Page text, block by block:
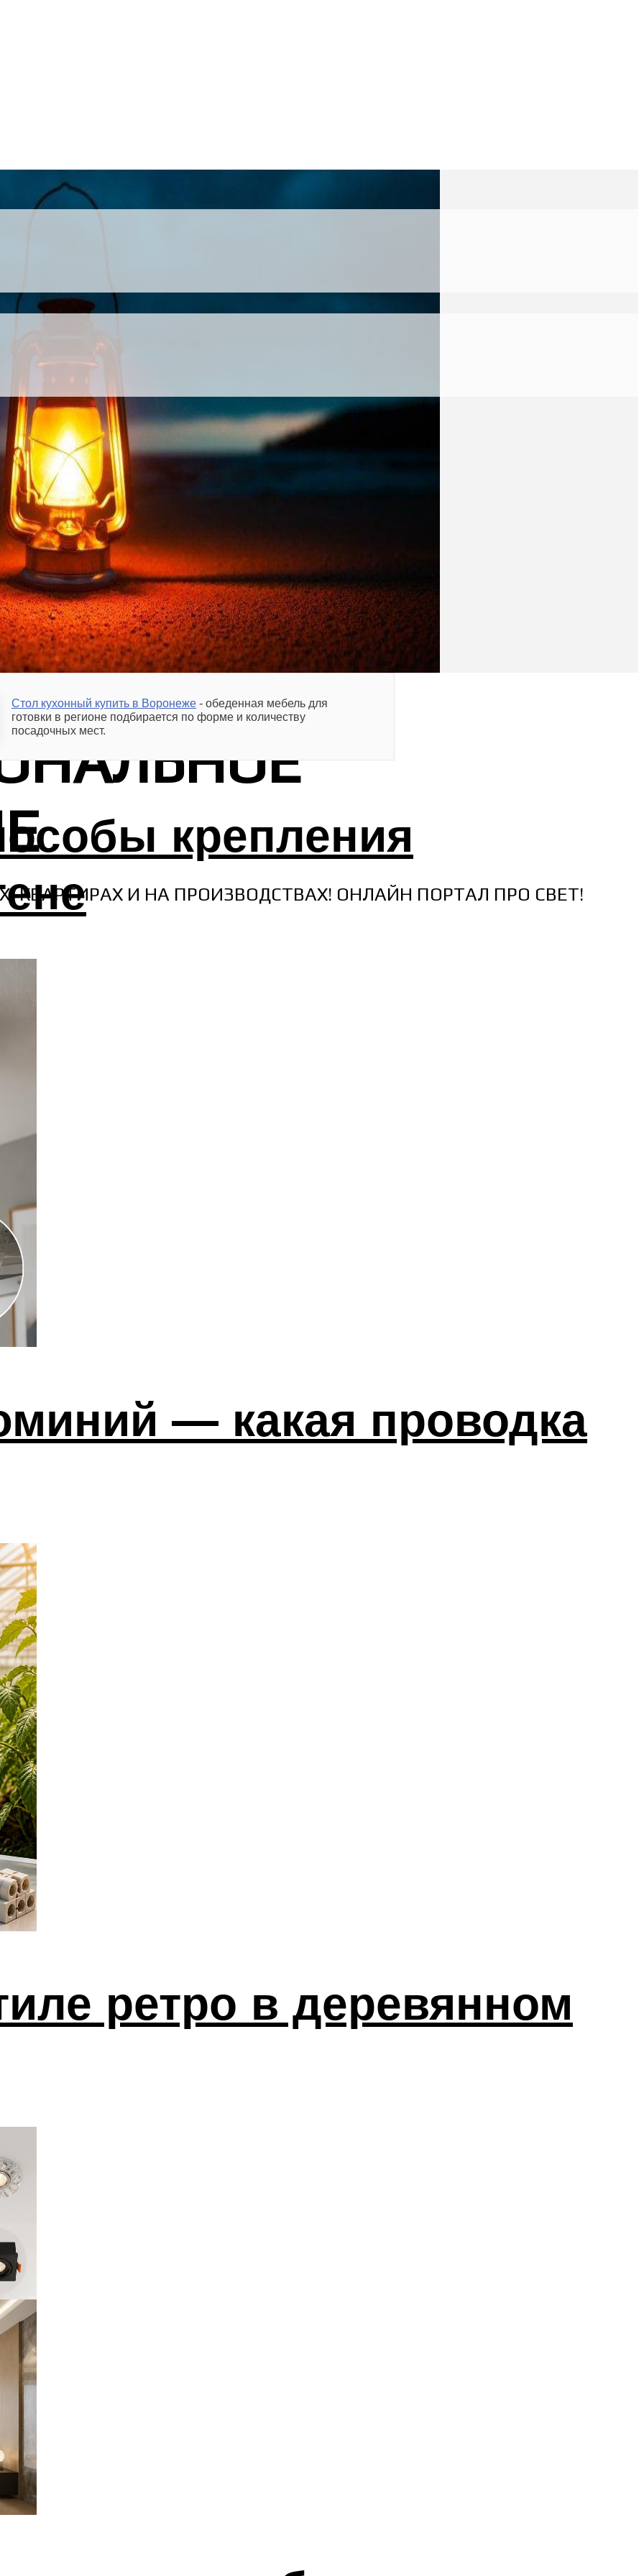
КВАРТИРАХ И НА ПРОИЗВОДСТВАХ! ОНЛАЙН ПОРТАЛ ПРО СВЕТ!
Стол кухонный купить в Воронеже - обеденная мебель для
готовки в регионе подбирается по форме и количеству
посадочных мест.
крепления
— какая проводка
ретро в деревянном